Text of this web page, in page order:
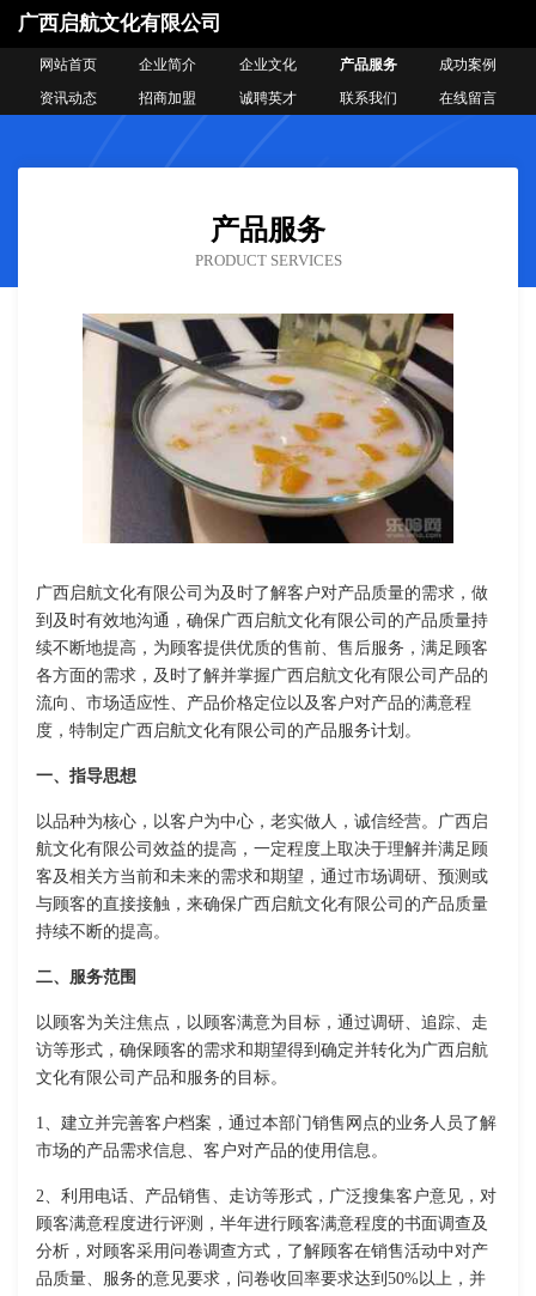
广西启航文化有限公司
网站首页 企业简介 企业文化 产品服务
成功案例
资讯动态
招商加盟 诚聘英才 联系我们 在线留言
产品服务
PRODUCT SERVICES
广西启航文化有限公司为及时了解客户对产品质量的需求，做
到及时有效地沟通，确保广西启航文化有限公司的产品质量持
续不断地提高，为顾客提供优质的售前、售后服务，满足顾客
各方面的需求，及时了解并掌握广西启航文化有限公司产品的
流向、市场适应性、产品价格定位以及客户对产品的满意程
度，特制定广西启航文化有限公司的产品服务计划。
一、指导思想
以品种为核心，以客户为中心，老实做人，诚信经营。广西启
航文化有限公司效益的提高，一定程度上取决于理解并满足顾
客及相关方当前和未来的需求和期望，通过市场调研、预测或
与顾客的直接接触，来确保广西启航文化有限公司的产品质量
持续不断的提高。
二、服务范围
以顾客为关注焦点，以顾客满意为目标，通过调研、追踪、走
访等形式，确保顾客的需求和期望得到确定并转化为广西启航
文化有限公司产品和服务的目标。
1、建立并完善客户档案，通过本部门销售网点的业务人员了解
市场的产品需求信息、客户对产品的使用信息。
2、利用电话、产品销售、走访等形式，广泛搜集客户意见，对
顾客满意程度进行评测，半年进行顾客满意程度的书面调查及
分析，对顾客采用问卷调查方式，了解顾客在销售活动中对产
品质量、服务的意见要求，问卷收回率要求达到50%以上，并